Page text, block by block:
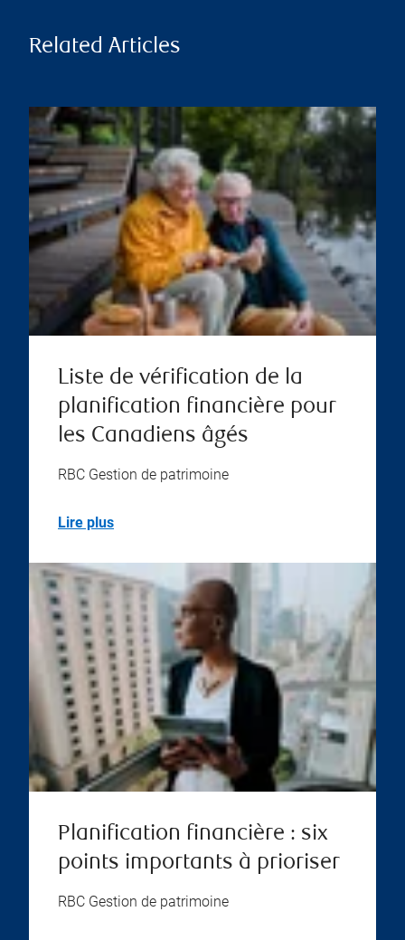
Related Articles
Liste de vérification de la
planification financière pour
les Canadiens âgés
RBC Gestion de patrimoine
Lire plus
Planification financière : six
points importants à prioriser
RBC Gestion de patrimoine